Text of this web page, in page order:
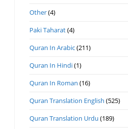
Other(4)
Paki Taharat(4)
Quran In Arabic(211)
Quran In Hindi(1)
Quran In Roman (16)
Quran Translation English (525)
Quran Translation Urdu (189)